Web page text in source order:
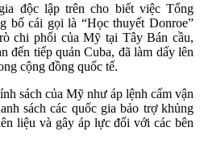
độc lập trên cho biết việc Tổng
bố cái gọi là “Học thuyết Donroe”
chi phối của Mỹ tại Tây Bán cầu,
đến tiếp quản Cuba, đã làm dấy lên
cộng đồng quốc tế.
sách của Mỹ như áp lệnh cấm vận
sách các quốc gia bảo trợ khủng
liệu và gây áp lực đối với các bên